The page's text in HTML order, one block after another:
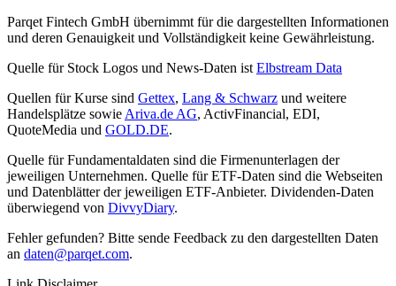
Parqet Fintech GmbH übernimmt für die dargestellten Informationen
und deren Genauigkeit und Vollständigkeit keine Gewährleistung.
Quelle für Stock Logos und News-Daten ist Elbstream Data
Quellen für Kurse sind Gettex, Lang & Schwarz und weitere
Handelsplätze sowie Ariva.de AG, ActivFinancial, EDI,
QuoteMedia und GOLD.DE.
Quelle für Fundamentaldaten sind die Firmenunterlagen der
jeweiligen Unternehmen. Quelle für ETF-Daten sind die Webseiten
und Datenblätter der jeweiligen ETF-Anbieter. Dividenden-Daten
überwiegend von DivvyDiary.
Fehler gefunden? Bitte sende Feedback zu den dargestellten Daten
an daten@parqet.com.